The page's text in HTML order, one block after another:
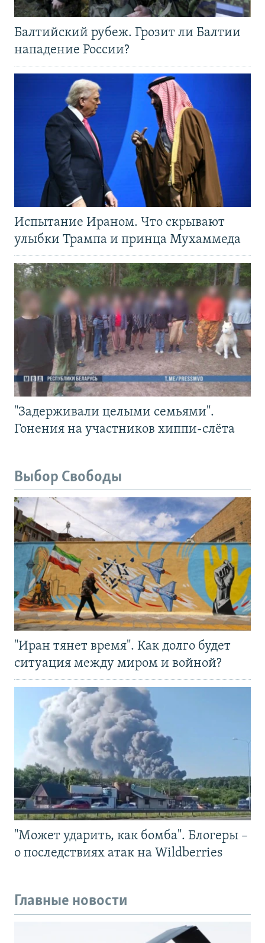
Балтийский рубеж. Грозит ли Балтии
нападение России?
Испытание Ираном. Что скрывают
улыбки Трампа и принца Мухаммеда
"Задерживали целыми семьями".
Гонения на участников хиппи-слёта
Выбор Свободы
"Иран тянет время". Как долго будет
ситуация между миром и войной?
"Может ударить, как бомба". Блогеры –
о последствиях атак на Wildberries
Главные новости